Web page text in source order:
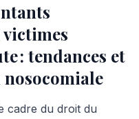
: tendances et
cadre du droit du